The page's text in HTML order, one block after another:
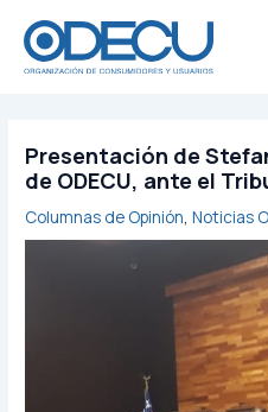
contenido
Presentación de
de ODECU, ante el
Columnas de Opinión,Noticias